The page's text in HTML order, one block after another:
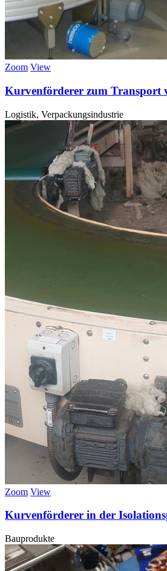
Zoom View
Kurvenförderer zum Transport
Logistik, Verpackungsindustrie
Zoom View
Kurvenförderer in der
Bauprodukte